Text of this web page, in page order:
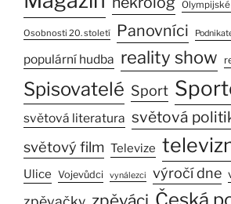
Osobnosti 20. století Panovníci
populární hudba reality show
Spisovatelé Sport
světová literatura světová
světový film Televize
Ulice Vojevůdci vynálezci výročí dne